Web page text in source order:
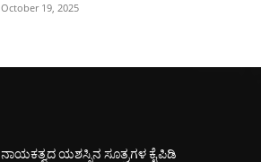
October 19, 2025
ನಾಯಕತ್ವದ ಯಶಸ್ಸಿನ ಸೂತ್ರಗಳ ಕೈಪಿಡಿ